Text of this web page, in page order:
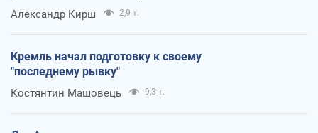
Александр Кирш 2,9 т.
Кремль начал подготовку к своему
"последнему рывку"
Костянтин Машовець 9,3 т.